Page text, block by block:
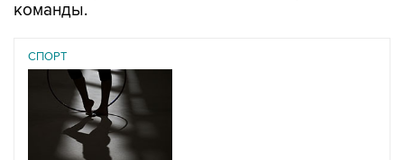
СПОРТ
07 августа 2026